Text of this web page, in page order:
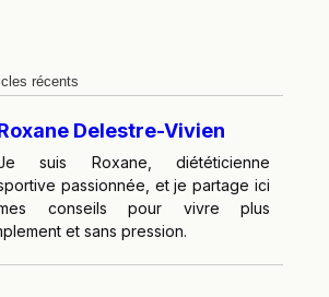
récents
Delestre-Vivien
suis Roxane, diététicienne
passionnée, et je partage ici
conseils pour vivre plus
et sans pression.